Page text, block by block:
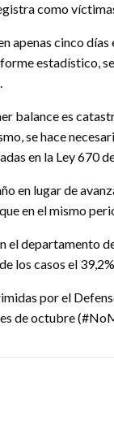
como
apenas cinco
estadístico,
balance es
se hace
en la Ley 670
en lugar de
en el mismo
el departamento
los casos el
por el
de octubre